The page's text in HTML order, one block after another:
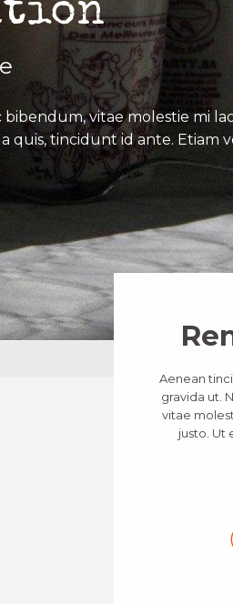
vitae molestie mi
quis, tincidunt id ante. Etiam
Aenean
gravida ut.
vitae
justo. Ut